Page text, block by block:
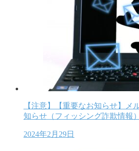
【注意】【重要なお知らせ】メ
知らせ（フィッシング詐欺情報）
2024年2月29日